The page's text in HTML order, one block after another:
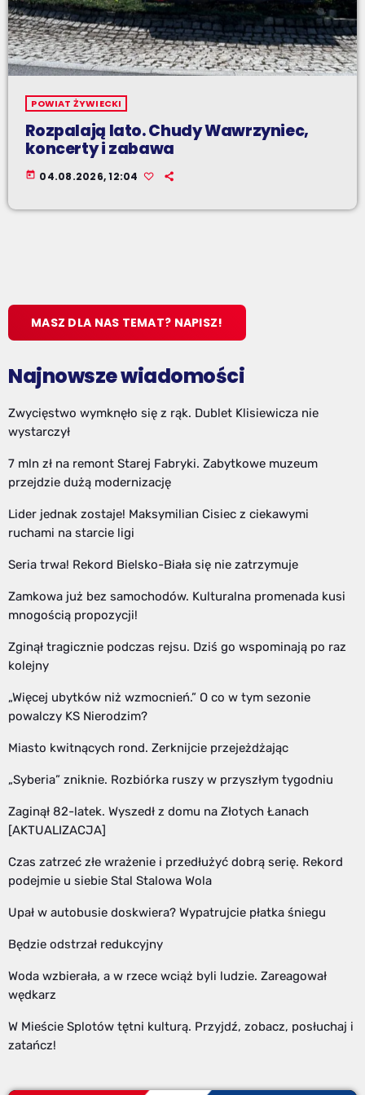
POWIAT ŻYWIECKI
Rozpalają lato. Chudy Wawrzyniec,
koncerty i zabawa
today 04.08.2026, 12:04
MASZ DLA NAS TEMAT? NAPISZ!
Najnowsze wiadomości
Zwycięstwo wymknęło się z rąk. Dublet Klisiewicza nie
wystarczył
7 mln zł na remont Starej Fabryki. Zabytkowe muzeum
przejdzie dużą modernizację
Lider jednak zostaje! Maksymilian Cisiec z ciekawymi
ruchami na starcie ligi
Seria trwa! Rekord Bielsko-Biała się nie zatrzymuje
Zamkowa już bez samochodów. Kulturalna promenada kusi
mnogością propozycji!
Zginął tragicznie podczas rejsu. Dziś go wspominają po raz
kolejny
„Więcej ubytków niż wzmocnień.” O co w tym sezonie
powalczy KS Nierodzim?
Miasto kwitnących rond. Zerknijcie przejeżdżając
„Syberia” zniknie. Rozbiórka ruszy w przyszłym tygodniu
Zaginął 82-latek. Wyszedł z domu na Złotych Łanach
[AKTUALIZACJA]
Czas zatrzeć złe wrażenie i przedłużyć dobrą serię. Rekord
podejmie u siebie Stal Stalowa Wola
Upał w autobusie doskwiera? Wypatrujcie płatka śniegu
Będzie odstrzał redukcyjny
Woda wzbierała, a w rzece wciąż byli ludzie. Zareagował
wędkarz
W Mieście Splotów tętni kulturą. Przyjdź, zobacz, posłuchaj i
zatańcz!